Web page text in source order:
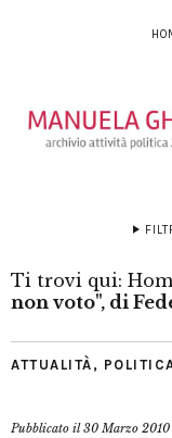
Ti trovi qui:
non voto", di
ATTUALITÀ ,
Pubblicato il30 Marzo 2010